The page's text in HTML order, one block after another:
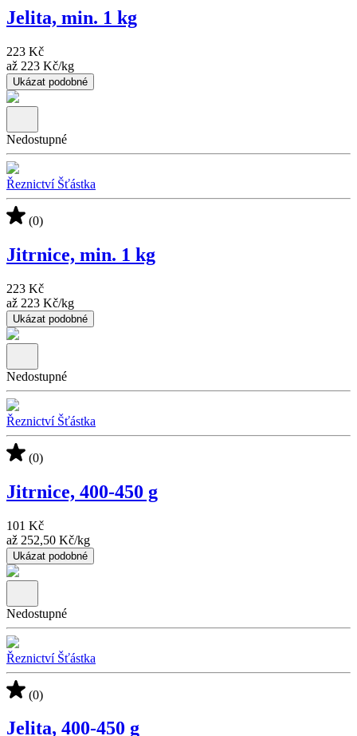
Jelita, min. 1 kg
223 Kč
až 223 Kč/kg
Ukázat podobné
Nedostupné
Řeznictví Šťástka
(0)
Jitrnice, min. 1 kg
223 Kč
až 223 Kč/kg
Ukázat podobné
Nedostupné
Řeznictví Šťástka
(0)
Jitrnice, 400-450 g
101 Kč
až 252,50 Kč/kg
Ukázat podobné
Nedostupné
Řeznictví Šťástka
(0)
Jelita, 400-450 g